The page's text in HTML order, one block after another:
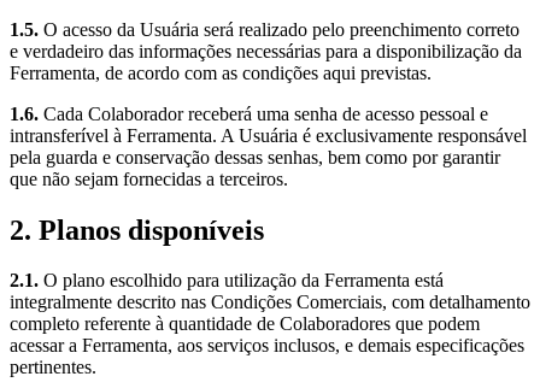
1.5. O acesso da Usuária será realizado pelo preenchimento correto
e verdadeiro das informações necessárias para a disponibilização da
Ferramenta, de acordo com as condições aqui previstas.
1.6. Cada Colaborador receberá uma senha de acesso pessoal e
intransferível à Ferramenta. A Usuária é exclusivamente responsável
pela guarda e conservação dessas senhas, bem como por garantir
que não sejam fornecidas a terceiros.
2. Planos disponíveis
2.1. O plano escolhido para utilização da Ferramenta está
integralmente descrito nas Condições Comerciais, com detalhamento
completo referente à quantidade de Colaboradores que podem
acessar a Ferramenta, aos serviços inclusos, e demais especificações
pertinentes.